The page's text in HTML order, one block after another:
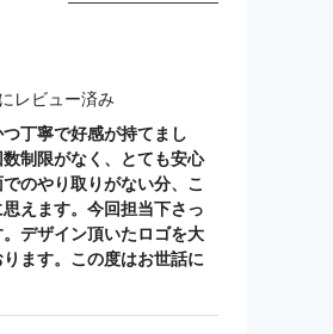
レビュー済み
丁寧で好感が持てまし
制限がなく、とても安心
のやり取りがない分、こ
えます。今回担当下さっ
デザイン頂いたロゴを大
ます。この度はお世話に